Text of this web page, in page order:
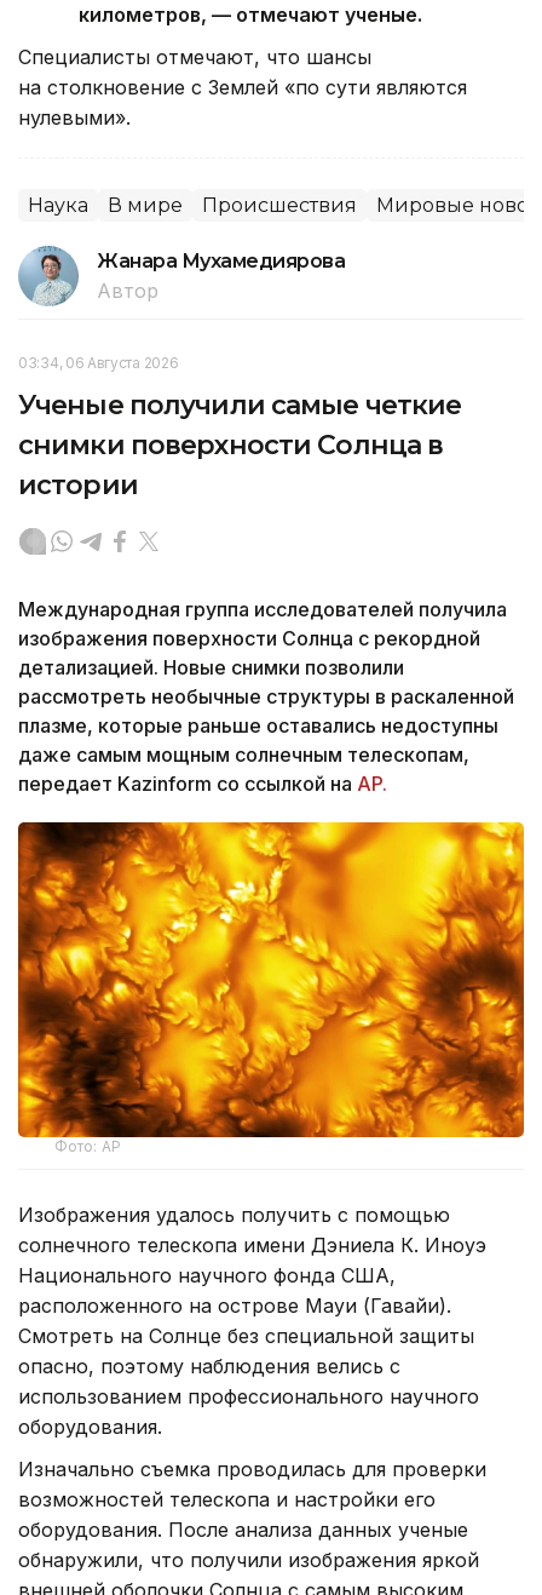
километров, — отмечают ученые.
Специалисты отмечают, что шансы
на столкновение с Землей «по сути являются
нулевыми».
Наука В мире Происшествия Мировые
Жанара Мухамедиярова
Автор
03:34, 06 Августа 2026
Ученые получили самые четкие
снимки поверхности Солнца в
истории
Международная группа исследователей получила
изображения поверхности Солнца с рекордной
детализацией. Новые снимки позволили
рассмотреть необычные структуры в раскаленной
плазме, которые раньше оставались недоступны
даже самым мощным солнечным телескопам,
передает Kazinform со ссылкой на AP.
Фото: AP
Изображения удалось получить с помощью
солнечного телескопа имени Дэниела К. Иноуэ
Национального научного фонда США,
расположенного на острове Мауи (Гавайи).
Смотреть на Солнце без специальной защиты
опасно, поэтому наблюдения велись с
использованием профессионального научного
оборудования.
Изначально съемка проводилась для проверки
возможностей телескопа и настройки его
оборудования. После анализа данных ученые
обнаружили, что получили изображения яркой